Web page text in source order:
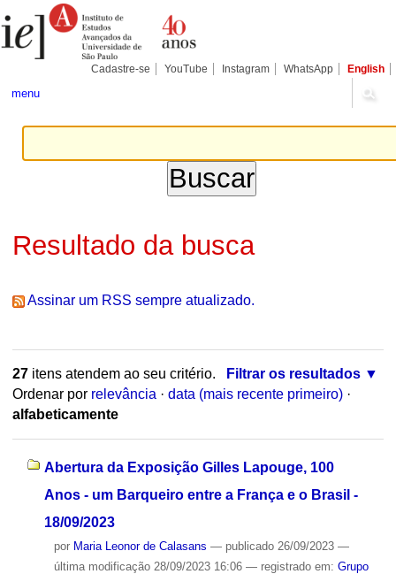
para
conteúdo.
Pessoais
Cadastre-se YouTube Instagram WhatsApp English
menu
Resultado da busca
Assinar um RSS sempre atualizado.
27itens atendem ao seu critério.
Filtrar os resultados
Ordenar por relevância · data (mais recente primeiro) ·
alfabeticamente
Abertura da Exposição Gilles Lapouge, 100
Anos - um Barqueiro entre a França e o Brasil -
18/09/2023
por Maria Leonor de Calasans — publicado26/09/2023 —
última modificação28/09/2023 16:06 — registrado em: Grupo